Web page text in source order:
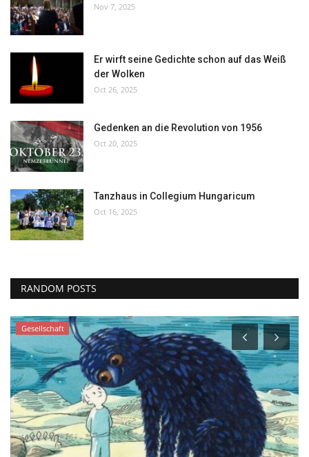
Nov 7, 2025
Er wirft seine Gedichte schon auf das Weiß
der Wolken
Oct 26, 2025
Gedenken an die Revolution von 1956
Oct 20, 2025
Tanzhaus in Collegium Hungaricum
Oct 16, 2025
RANDOM POSTS
Gesellschaft